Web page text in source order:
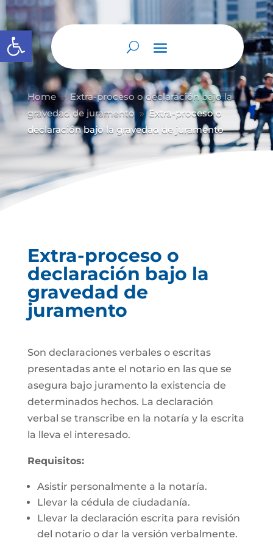
Abrir barra de herramientas
Home 9 Extra-proceso o declaración bajo la
gravedad de juramento 9 Extra-proceso o
declaración bajo la gravedad de juramento
Extra-proceso o
declaración bajo la
gravedad de
juramento
Son declaraciones verbales o escritas
presentadas ante el notario en las que se
asegura bajo juramento la existencia de
determinados hechos. La declaración
verbal se transcribe en la notaría y la escrita
la lleva el interesado.
Requisitos:
Asistir personalmente a la notaría.
Llevar la cédula de ciudadanía.
Llevar la declaración escrita para revisión
del notario o dar la versión verbalmente.